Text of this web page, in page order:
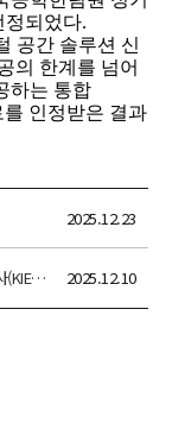
2025.12.23
[혼사] 김남형 교수(부경대), 차형연 박사(KIER) 결혼 2025.12.10